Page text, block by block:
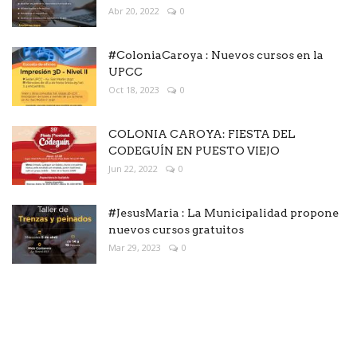
Abr 20, 2022 0
#ColoniaCaroya : Nuevos cursos en la
UPCC
Oct 18, 2023 0
COLONIA CAROYA: FIESTA DEL
CODEGUÍN EN PUESTO VIEJO
Jun 22, 2022 0
#JesusMaria : La Municipalidad propone
nuevos cursos gratuitos
Mar 29, 2023 0